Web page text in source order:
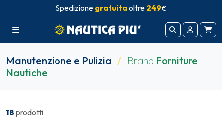
Spedizione gratuitaoltre 249€
Manutenzione e Pulizia / Brand Forniture
Nautiche
18 prodotti